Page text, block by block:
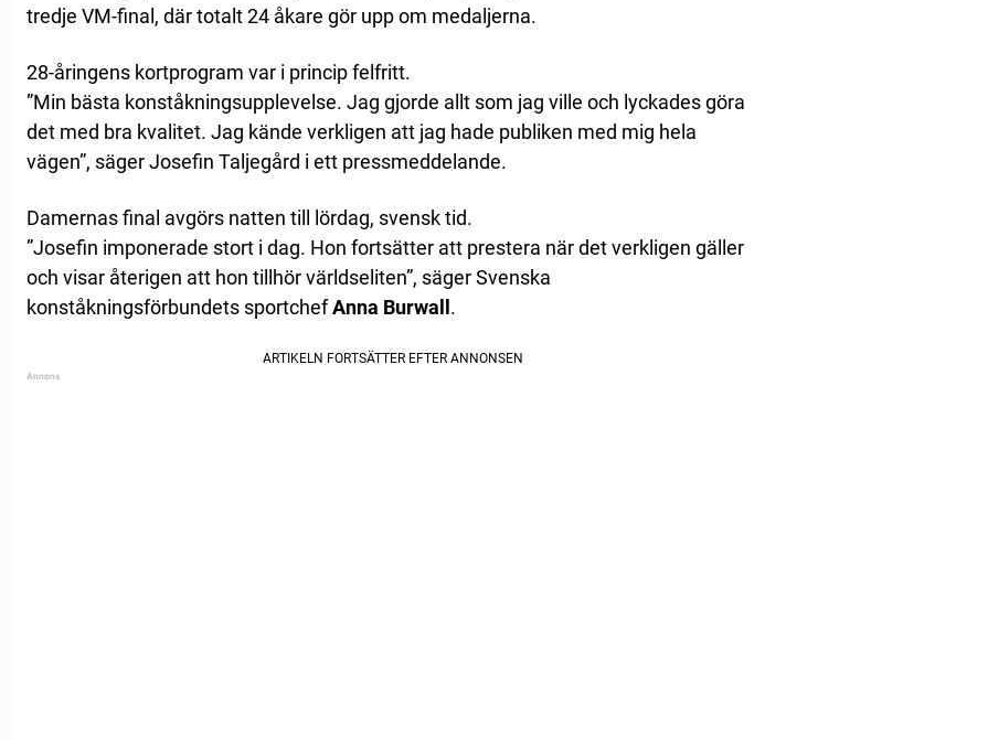
tredje VM-final, där totalt 24 åkare gör upp om medaljerna.
28-åringens kortprogram var i princip felfritt.
”Min bästa konståkningsupplevelse. Jag gjorde allt som jag ville och lyckades göra
det med bra kvalitet. Jag kände verkligen att jag hade publiken med mig hela
vägen”, säger Josefin Taljegård i ett pressmeddelande.
Damernas final avgörs natten till lördag, svensk tid.
”Josefin imponerade stort i dag. Hon fortsätter att prestera när det verkligen gäller
och visar återigen att hon tillhör världseliten”, säger Svenska
konståkningsförbundets sportchefAnna Burwall .